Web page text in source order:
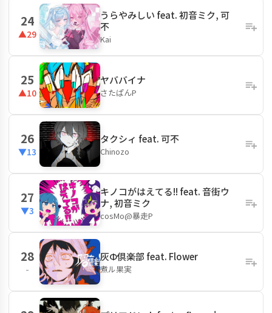
24
▲29
うらやみしい feat. 初音ミク, 可
不
Kai
25
▲10
ヤババイナ
さたぱんP
26
▼13
タクシィ feat. 可不
Chinozo
27
▼3
キノコがはえてる!! feat. 音街ウ
ナ, 初音ミク
cosMo@暴走P
28
-
灰Φ倶楽部 feat. Flower
煮ル果実